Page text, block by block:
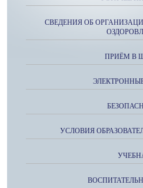
СВЕДЕНИЯ ОБ
ПРИЁМ В
УСЛОВИЯ